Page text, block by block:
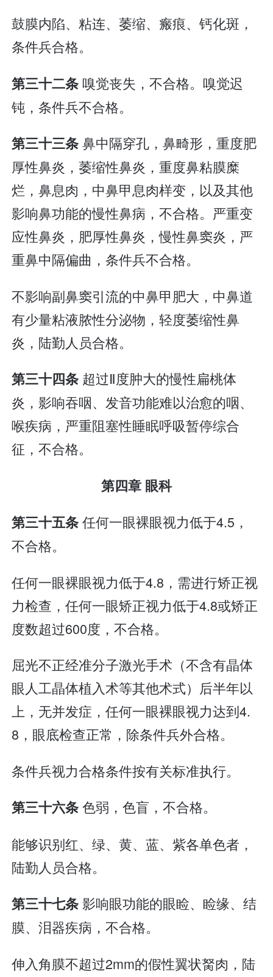
鼓膜内陷、粘连、萎缩、瘢痕、钙化斑，
条件兵合格。
第三十二条 嗅觉丧失，不合格。嗅觉迟
钝，条件兵不合格。
第三十三条鼻中隔穿孔，鼻畸形，重度肥
厚性鼻炎，萎缩性鼻炎，重度鼻粘膜糜
烂，鼻息肉，中鼻甲息肉样变，以及其他
影响鼻功能的慢性鼻病，不合格。严重变
应性鼻炎，肥厚性鼻炎，慢性鼻窦炎，严
重鼻中隔偏曲，条件兵不合格。
不影响副鼻窦引流的中鼻甲肥大，中鼻道
有少量粘液脓性分泌物，轻度萎缩性鼻
炎，陆勤人员合格。
第三十四条 超过Ⅱ度肿大的慢性扁桃体
炎，影响吞咽、发音功能难以治愈的咽、
喉疾病，严重阻塞性睡眠呼吸暂停综合
征，不合格。
第四章 眼科
第三十五条任何一眼裸眼视力低于4.5，
不合格。
任何一眼裸眼视力低于4.8，需进行矫正视
力检查，任何一眼矫正视力低于4.8或矫正
度数超过600度，不合格。
屈光不正经准分子激光手术（不含有晶体
眼人工晶体植入术等其他术式）后半年以
上，无并发症，任何一眼裸眼视力达到4.
8，眼底检查正常，除条件兵外合格。
条件兵视力合格条件按有关标准执行。
第三十六条色弱，色盲，不合格。
能够识别红、绿、黄、蓝、紫各单色者，
陆勤人员合格。
第三十七条影响眼功能的眼睑、睑缘、结
膜、泪器疾病，不合格。
伸入角膜不超过2mm的假性翼状胬肉，陆